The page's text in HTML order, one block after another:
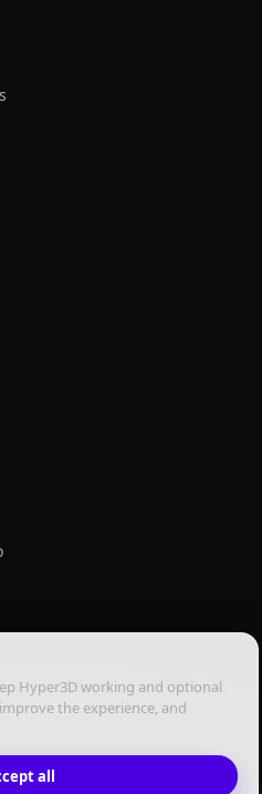
Hyper3D working and optional
the experience, and
all
direitos reservados